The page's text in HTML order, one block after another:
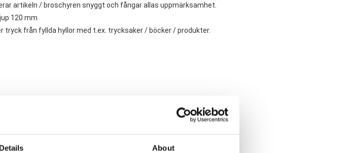
Details About
artikeln / broschyren snyggt och fångar allas uppmärksamhet.
120 mm
tryck från fyllda hyllor med t.ex. trycksaker / böcker / produkter.